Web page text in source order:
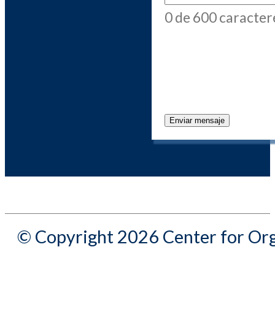
0 de 600
© Copyright 2026 Center for